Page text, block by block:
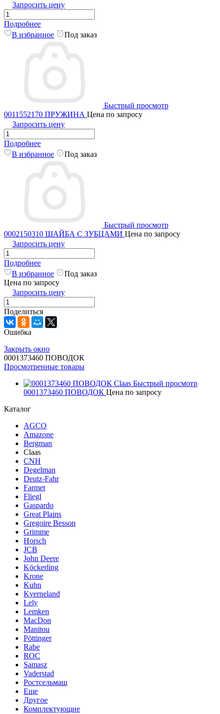
Запросить цену
Подробнее
В избранное
Под заказ
Быстрый просмотр
0011552170 ПРУЖИНА Цена по запросу
Запросить цену
Подробнее
В избранное
Под заказ
Быстрый просмотр
0002150310 ШАЙБА С ЗУБЦАМИ Цена по запросу
Запросить цену
Подробнее
В избранное
Под заказ
Цена по запросу
Запросить цену
Поделиться
Ошибка
Закрыть окно
0001373460 ПОВОДОК
Просмотренные товары
Быстрый просмотр
0001373460 ПОВОДОК Цена по запросу
Каталог
AGCO
Amazone
Bergman
Claas
CNH
Degelman
Deutz-Fahr
Farmet
Fliegl
Gaspardo
Great Plains
Gregoire Besson
Grimme
Horsch
JCB
John Deere
Köckerling
Krone
Kuhn
Kverneland
Lely
Lemken
MacDon
Manitou
Pöttinger
Rabe
ROC
Samasz
Vaderstad
Ростсельмаш
Еще
Другое
Комплектующие